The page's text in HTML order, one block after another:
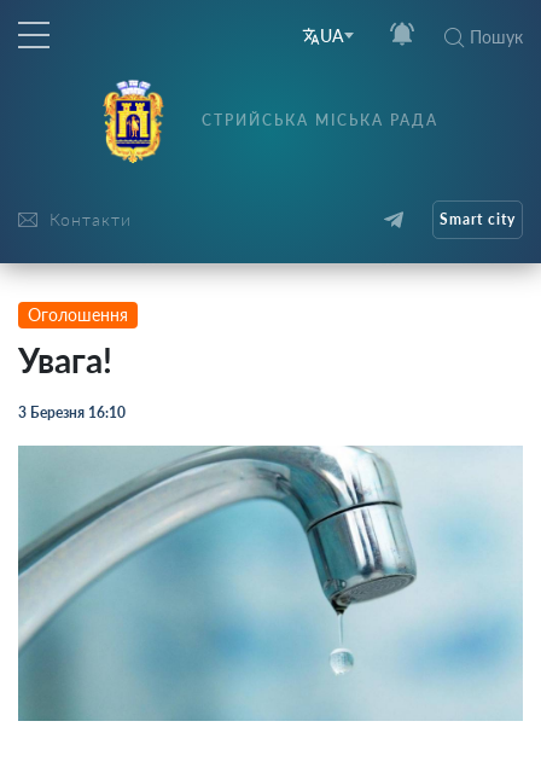
UA Пошук
Контакти
СТРИЙСЬКА МІСЬКА РАДА
Smart city
Оголошення
Увага!
3 Березня 16:10